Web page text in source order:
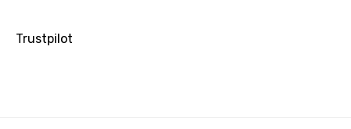
Trustpilot